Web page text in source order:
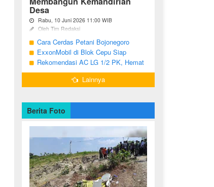
Desa
Rabu, 10 Juni 2026 11:00 WIB
Oleh Tim Redaksi
Bojonegoro - Berakhirnya fase
pengembangan Proyek Gas Jambaran-
Tiung Biru (JTB) pada 2021 menjadi
titik balik bagi ratusan pemuda Desa
Bandungrejo, ...
Cara Cerdas Petani Bojonegoro
Menguatkan Ekonomi Keluarga
ExxonMobil di Blok Cepu Siap
Hadapi Target Produksi 2026
Rekomendasi AC LG 1/2 PK, Hemat
Listrik dan Pendinginan Maksimal
Lainnya
Berita Foto